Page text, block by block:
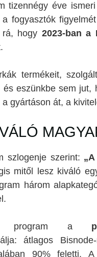
tizennégy éve
fogyasztók
rá, hogy 2023-ban a
termékeit,
eszünkbe sem
gyártáson át, a
szlogenje szerint:
mitől lesz kiváló
három
program a
átlagos Bisnode-
90% feletti. A